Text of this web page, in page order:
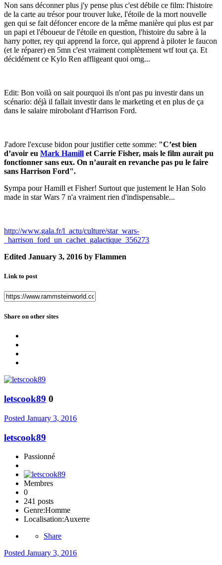
Non sans déconner plus j'y pense plus c'est débile ce film: l'histoire
de la carte au trésor pour trouver luke, l'étoile de la mort nouvelle
gen qui se fait défoncer encore de la même manière qui plus est par
un papi et l'éboueur de l'étoile en question, l'histoire du sabre à la
harry potter, rey qui apprend la force, qui apprend à piloter le faucon
(et le réparer) en 5mn c'est vraiment complètement wtf tout ça. Et
décidément ce Kylo Ren affligeant quoi omg...
Edit: Bon voilà on sait pourquoi ils n'ont pas pu investir dans un
scénario: déjà il fallait investir dans le marketing et en plus de ça
dans le salaire mirobolant d'Harrison Ford.
J'adore l'excuse bidon pour justifier cette somme: "C’est bien
d’avoir eu Mark Hamill et Carrie Fisher, mais le film aurait pu
fonc­tion­ner sans eux. On n’au­rait en revanche pas pu le faire
sans Harri­son Ford".
Sympa pour Hamill et Fisher! Surtout que justement le Han Solo
made in star Wars 7 n'a vraiment rien d'indispensable...
http://www.gala.fr/l_actu/culture/star_wars-
_harrison_ford_un_cachet_galactique_356273
Edited January 3, 2016 by Flammen
Link to post
Share on other sites
letscook89 0
Posted January 3, 2016
letscook89
Passionné
Membres
0
241 posts
Genre:Homme
Localisation:Auxerre
Share
Posted January 3, 2016